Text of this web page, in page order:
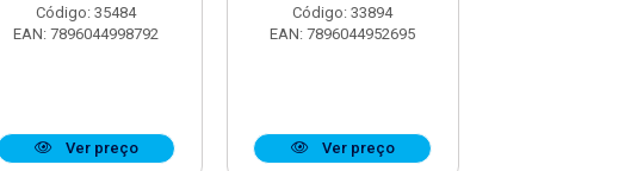
Código: 35484
EAN: 7896044998792
Ver preço
Código: 33894
EAN: 7896044952695
Ver preço